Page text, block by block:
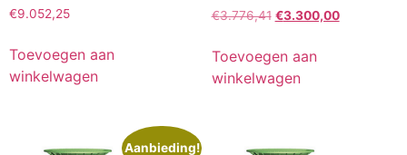
€9.052,25
Toevoegen aan
winkelwagen
€3.776,41 €3.300,00
Toevoegen aan
winkelwagen
Aanbieding!